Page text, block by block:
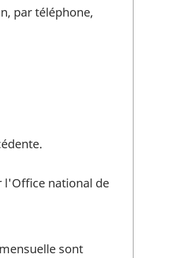
par téléphone,
l'Office national de
sont